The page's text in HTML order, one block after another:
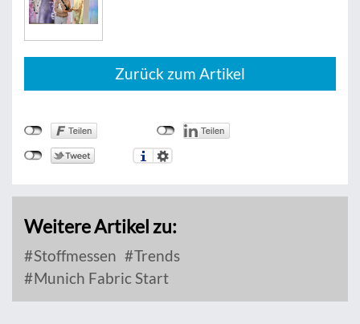
Zurück zum Artikel
Weitere Artikel zu:
Stoffmessen
Trends
Munich Fabric Start